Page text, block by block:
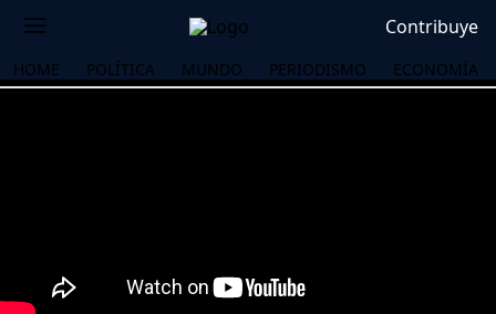
Contribuye
HOME POLÍTICA MUNDO PERIODISMO ECONOMÍA